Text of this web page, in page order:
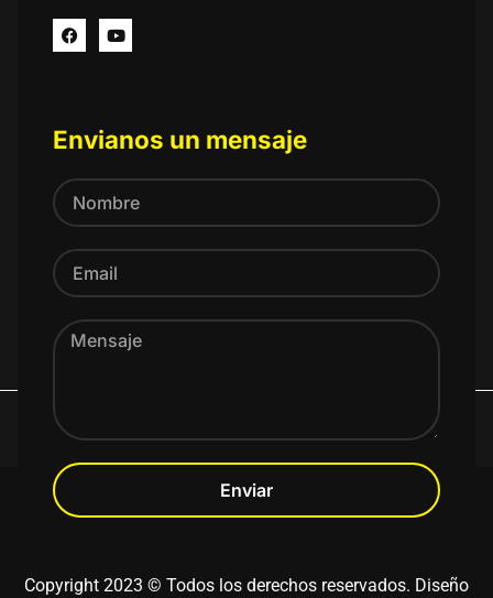
Envianos un mensaje
Enviar
Nosotros Centros de Enseñanza
Videos
NovedadesContacto
Copyright 2023 © Todos los derechos reservados. Diseño